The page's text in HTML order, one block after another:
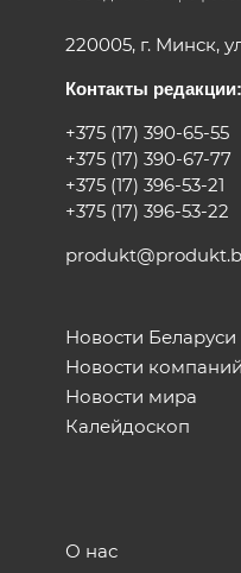
220005, г. Минск,
Контакты редакции:
+375 (17) 390-65-55
+375 (17) 390-67-77
+375 (17) 396-53-21
+375 (17) 396-53-22
Новости Беларуси
Новости компаний
Новости мира
Калейдоскоп
О нас